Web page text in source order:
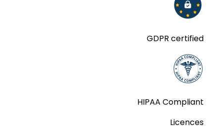
GDPR certified
HIPAA Compliant
Licences